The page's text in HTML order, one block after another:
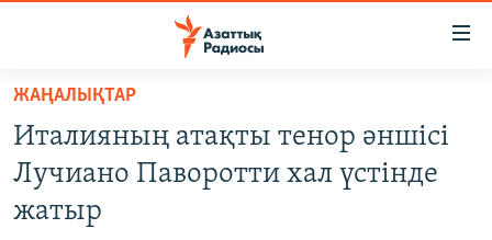
Skip
main
content
Skip
to
AZATTYQTV
ЖАҢАЛЫҚТАР
Италияның атақты тенор әншісі
Лучиано Паворотти хал үстінде
жатыр